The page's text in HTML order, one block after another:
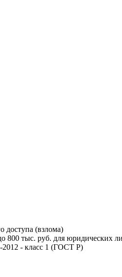
доступа (взлома)
800 тыс. руб. для юридических
- класс 1 (ГОСТ Р)